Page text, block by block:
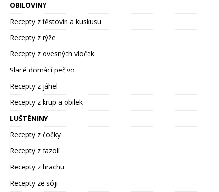
OBILOVINY
Recepty z těstovin a kuskusu
Recepty z rýže
Recepty z ovesných vloček
Slané domácí pečivo
Recepty z jáhel
Recepty z krup a obilek
LUŠTĚNINY
Recepty z čočky
Recepty z fazolí
Recepty z hrachu
Recepty ze sóji